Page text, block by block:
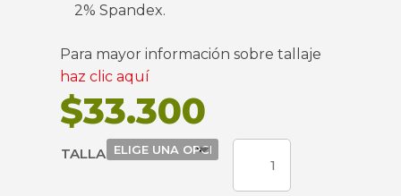
2% Spandex.
Para mayor información sobre tallaje
haz clic aquí
$33.300
TALLA
225